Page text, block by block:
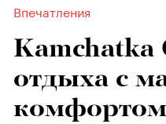
Впечатления
Kamchatka
отдыха с